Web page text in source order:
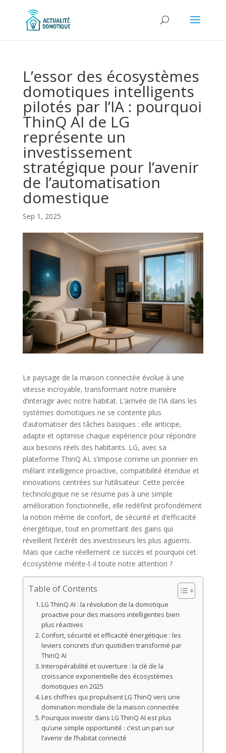
L’essor des écosystèmes
domotiques intelligents
pilotés par l’IA : pourquoi
ThinQ AI de LG
représente un
investissement
stratégique pour l’avenir
de l’automatisation
domestique
Sep 1, 2025
Le paysage de la maison connectée évolue à une
vitesse incroyable, transformant notre manière
d’interagir avec notre habitat. L’arrivée de l’IA dans les
systèmes domotiques ne se contente plus
d’automatiser des tâches basiques : elle anticipe,
adapte et optimise chaque expérience pour répondre
aux besoins réels des habitants. LG, avec sa
plateforme ThinQ AI, s’impose comme un pionnier en
mêlant intelligence proactive, compatibilité étendue et
innovations centrées sur l’utilisateur. Cette percée
technologique ne se résume pas à une simple
amélioration fonctionnelle, elle redéfinit profondément
la notion même de confort, de sécurité et d’efficacité
énergétique, tout en promettant des gains qui
réveillent l’intérêt des investisseurs les plus aguerris.
Mais que cache réellement ce succès et pourquoi cet
écosystème mérite-t-il toute notre attention ?
Table of Contents
LG ThinQ AI : la révolution de la domotique
proactive pour des maisons intelligentes bien
plus réactives
Confort, sécurité et efficacité énergétique : les
leviers concrets d’un quotidien transformé par
ThinQ AI
Interopérabilité et ouverture : la clé de la
croissance exponentielle des écosystèmes
domotiques en 2025
Les chiffres qui propulsent LG ThinQ vers une
domination mondiale de la maison connectée
Pourquoi investir dans LG ThinQ AI est plus
qu’une simple opportunité : c’est un pari sur
l’avenir de l’habitat connecté